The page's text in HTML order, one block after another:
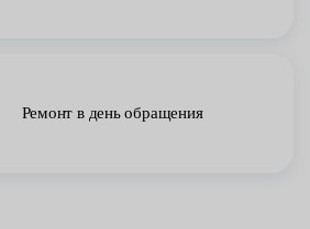
Ремонт в день обращения